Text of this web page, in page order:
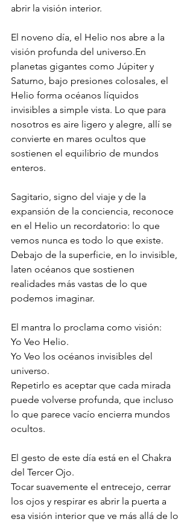
abrir la visión interior.
El noveno día, el Helio nos abre a la
visión profunda del universo.En
planetas gigantes como Júpiter y
Saturno, bajo presiones colosales, el
Helio forma océanos líquidos
invisibles a simple vista. Lo que para
nosotros es aire ligero y alegre, allí se
convierte en mares ocultos que
sostienen el equilibrio de mundos
enteros.
Sagitario, signo del viaje y de la
expansión de la conciencia, reconoce
en el Helio un recordatorio: lo que
vemos nunca es todo lo que existe.
Debajo de la superficie, en lo invisible,
laten océanos que sostienen
realidades más vastas de lo que
podemos imaginar.
El mantra lo proclama como visión:
Yo Veo Helio.
Yo Veo los océanos invisibles del
universo.
Repetirlo es aceptar que cada mirada
puede volverse profunda, que incluso
lo que parece vacío encierra mundos
ocultos.
El gesto de este día está en el Chakra
del Tercer Ojo.
Tocar suavemente el entrecejo, cerrar
los ojos y respirar es abrir la puerta a
esa visión interior que ve más allá de lo